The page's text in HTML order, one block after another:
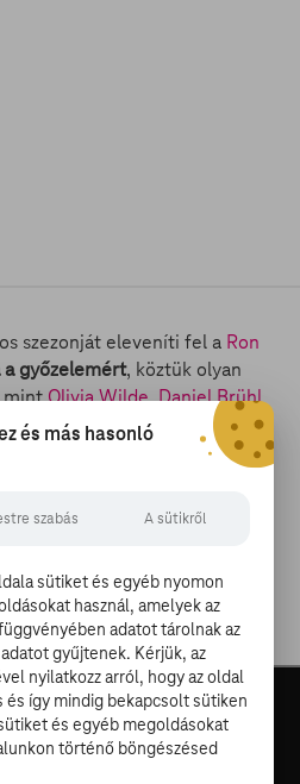
szezonját eleveníti fel a Ron
a győzelemért, köztük olyan
mintOlivia Wilde,Daniel Brühl
mozgalmas és drámai
Niki Lauda és James
tette emlékezetessé. Lauda a
Hunt pedig a macsó play boy
szülöttjei néztek
mindennapjaiba a
és más hasonló
szabás A sütikről
sütiket és egyéb nyomon
használ, amelyek az
adatot tárolnak az
gyűjtenek. Kérjük, az
nyilatkozz arról, hogy az oldal
és így mindig bekapcsolt sütiken
és egyéb megoldásokat
történő böngészésed